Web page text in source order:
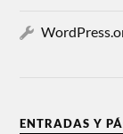
ENTRADAS Y